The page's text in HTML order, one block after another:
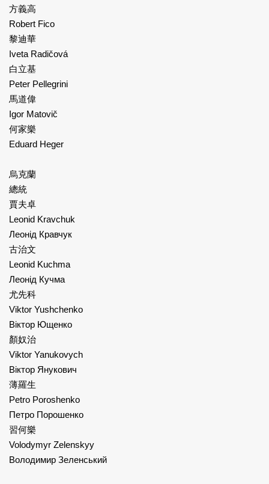
方義高
Robert Fico
黎迪華
Iveta Radičová
白立基
Peter Pellegrini
馬道偉
Igor Matovič
何家樂
Eduard Heger
烏克蘭
總統
賈夫卓
Leonid Kravchuk
Леонід Кравчук
古治文
Leonid Kuchma
Леонід Кучма
尤先科
Viktor Yushchenko
Віктор Ющенко
顏奴治
Viktor Yanukovych
Віктор Янукович
薄羅生
Petro Poroshenko
Петро Порошенко
習何樂
Volodymyr Zelenskyy
Володимир Зеленський